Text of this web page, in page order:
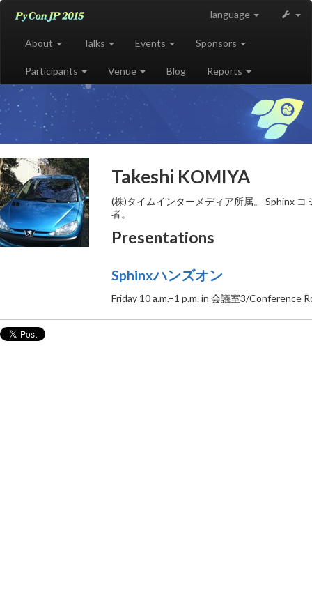
language
About Talks Events Sponsors
Participants Venue Blog Reports
Takeshi KOMIYA
(株)タイムインターメディア所属。 Sphinx コ
者。
Presentations
Sphinxハンズオン
Friday 10 a.m.–1 p.m. in 会議室3/Conference